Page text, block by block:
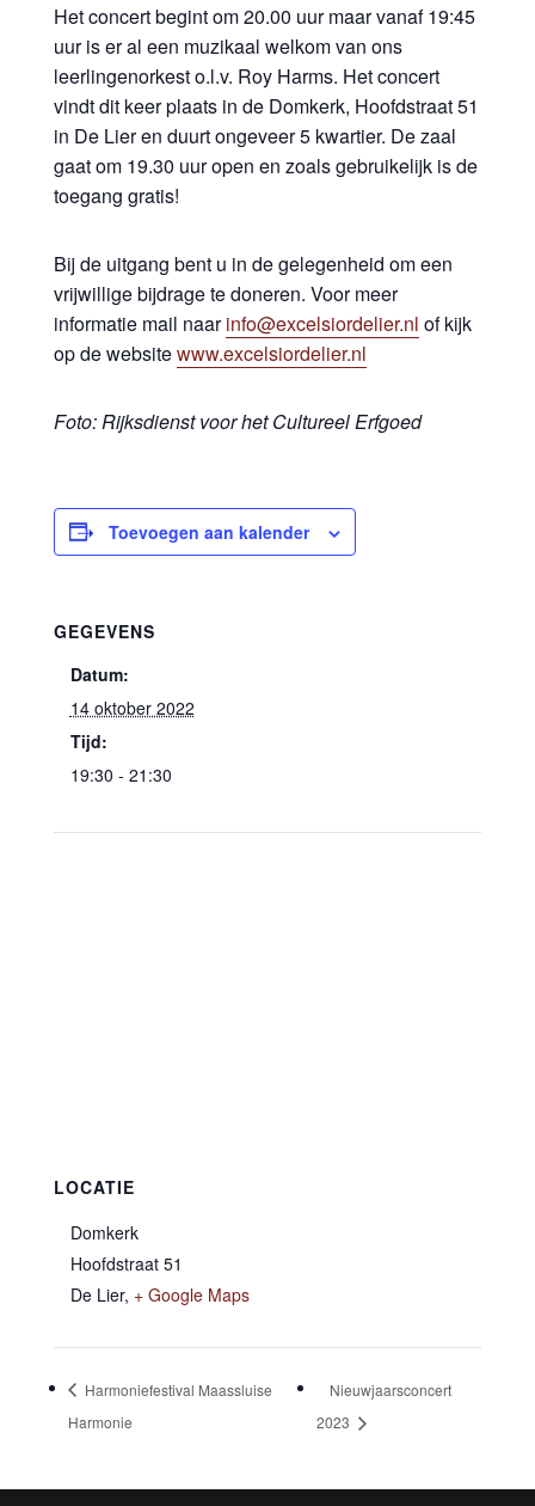
Het concert begint om 20.00 uur maar vanaf 19:45
uur is er al een muzikaal welkom van ons
leerlingenorkest o.l.v. Roy Harms. Het concert
vindt dit keer plaats in de Domkerk, Hoofdstraat 51
in De Lier en duurt ongeveer 5 kwartier. De zaal
gaat om 19.30 uur open en zoals gebruikelijk is de
toegang gratis!
Bij de uitgang bent u in de gelegenheid om een
vrijwillige bijdrage te doneren. Voor meer
informatie mail naarinfo@excelsiordelier.nl of kijk
op de websitewww.excelsiordelier.nl
Foto: Rijksdienst voor het Cultureel Erfgoed
Toevoegen aan kalender
GEGEVENS
Datum:
14 oktober 2022
Tijd:
19:30 - 21:30
LOCATIE
Domkerk
Hoofdstraat 51
De Lier, + Google Maps
Harmoniefestival Maassluise
Harmonie
Nieuwjaarsconcert
2023